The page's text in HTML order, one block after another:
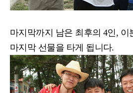
마지막까지 남은 최후의 4인, 이
마지막 선물을 타게 됩니다.